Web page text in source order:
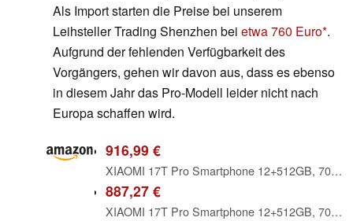
Als Import starten die Preise bei unserem
Leihsteller Trading Shenzhen bei etwa 760 Euro .
Aufgrund der fehlenden Verfügbarkeit des
Vorgängers, gehen wir davon aus, dass es ebenso
in diesem Jahr das Pro-Modell leider nicht nach
Europa schaffen wird.
916,99 €
XIAOMI 17T Pro Smartphone 12+512GB, 7000mAh, Leica 5X Telekamera, Deep Blue
887,27 €
XIAOMI 17T Pro Smartphone 12+512GB, 7000mAh, Leica 5X Telekamera, Schwarz